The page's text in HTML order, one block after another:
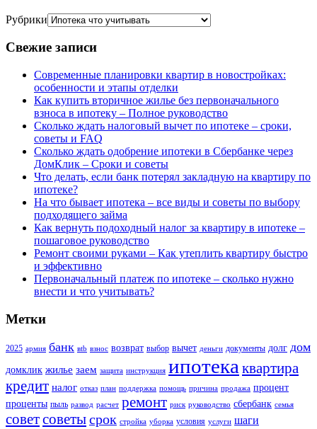
Рубрики
Свежие записи
Современные планировки квартир в новостройках:
особенности и этапы отделки
Как купить вторичное жилье без первоначального
взноса в ипотеку – Полное руководство
Сколько ждать налоговый вычет по ипотеке – сроки,
советы и FAQ
Сколько ждать одобрение ипотеки в Сбербанке через
ДомКлик – Сроки и советы
Что делать, если банк потерял закладную на квартиру по
ипотеке?
На что бывает ипотека – все виды и советы по выбору
подходящего займа
Как вернуть подоходный налог за квартиру в ипотеке –
пошаговое руководство
Ремонт своими руками – Как утеплить квартиру быстро
и эффективно
Первоначальный платеж по ипотеке – сколько нужно
внести и что учитывать?
Метки
2025 армия банк вtb взнос возврат выбор вычет деньги документы долг дом
домклик жилье заем защита инструкция ипотекаквартира
кредит налог отказ план поддержка помощь причина продажа процент
проценты пыль развод расчет ремонт риск руководство сбербанк семья
советсоветысрок стройка уборка условия услуги шаги